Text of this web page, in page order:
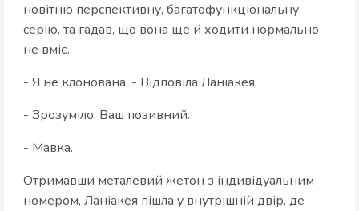
новітню перспективну, багатофункціональну
серію, та гадав, що вона ще й ходити нормально
не вміє.
- Я не клонована. - Відповіла Ланіакея.
- Зрозуміло. Ваш позивний.
- Мавка.
Отримавши металевий жетон з індивідуальним
номером, Ланіакея пішла у внутрішній двір, де